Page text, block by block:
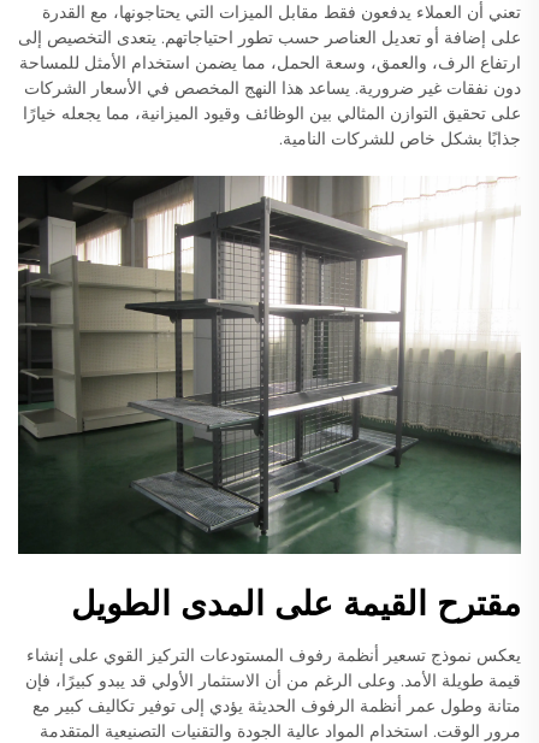
تعني أن العملاء يدفعون فقط مقابل الميزات التي يحتاجونها، مع القدرة
على إضافة أو تعديل العناصر حسب تطور احتياجاتهم. يتعدى التخصيص إلى
ارتفاع الرف، والعمق، وسعة الحمل، مما يضمن استخدام الأمثل للمساحة
دون نفقات غير ضرورية. يساعد هذا النهج المخصص في الأسعار الشركات
على تحقيق التوازن المثالي بين الوظائف وقيود الميزانية، مما يجعله خيارًا
جذابًا بشكل خاص للشركات النامية.
مقترح القيمة على المدى الطويل
يعكس نموذج تسعير أنظمة رفوف المستودعات التركيز القوي على إنشاء
قيمة طويلة الأمد. وعلى الرغم من أن الاستثمار الأولي قد يبدو كبيرًا، فإن
متانة وطول عمر أنظمة الرفوف الحديثة يؤدي إلى توفير تكاليف كبير مع
مرور الوقت. استخدام المواد عالية الجودة والتقنيات التصنيعية المتقدمة